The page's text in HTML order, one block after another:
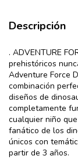
Descripción
. ADVENTURE
prehistóricos
Adventure Force
combinación
diseños de
completamente
cualquier niño
fanático de los
únicos con
partir de 3 años.